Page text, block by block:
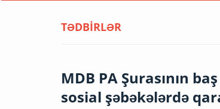
TƏDBİRLƏR
MDB PA Şurasının
sosial şəbəkələrdə